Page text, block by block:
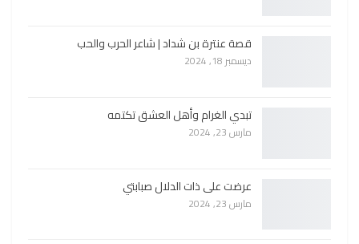
قصة عنترة بن شداد | شاعر الحرب والحب
ديسمبر 18, 2024
تبدي الغرام وأهل العشق تكتمه
مارس 23, 2024
عرضت على ذات الدلال صبابتي
مارس 23, 2024